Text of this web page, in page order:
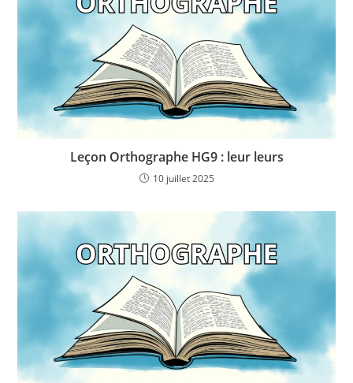
Leçon Orthographe HG9 : leur leurs
10 juillet 2025